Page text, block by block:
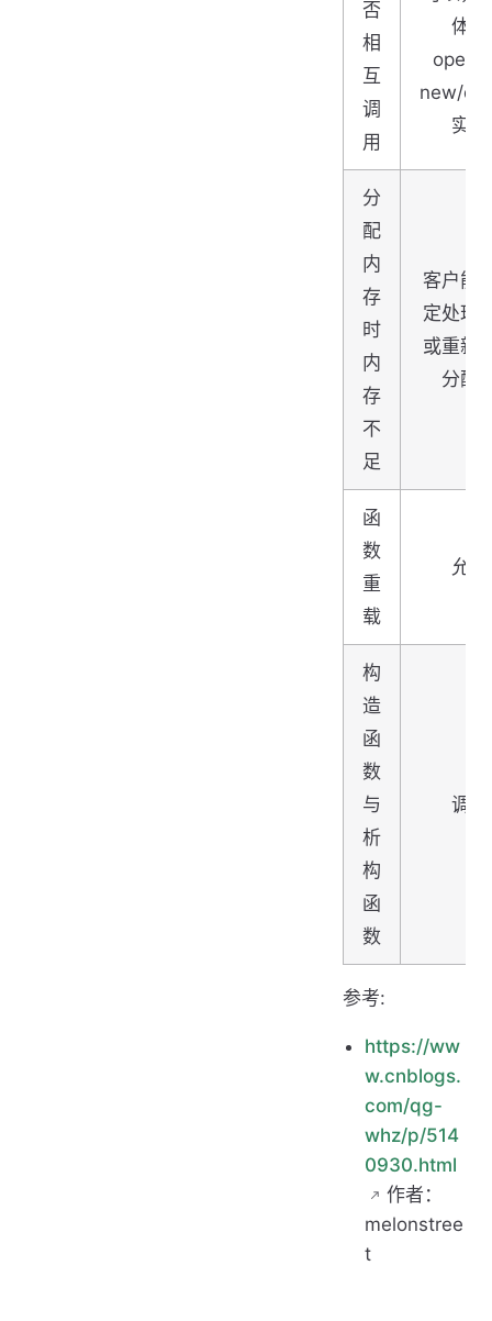
否
相
互
调
用
体的
new/
实现
分
配
内
存
时
内
存
不
足
客户能
定处理
或重新
分配
函
数
重
载
允许
构
造
函
数
与
析
构
函
数
调用
参考:
https://ww
w.cnblogs.
com/qg-
whz/p/514
0930.html
作者：
melonstree
t